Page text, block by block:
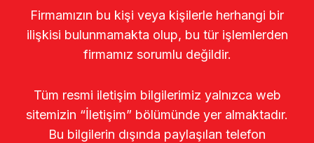
Firmamızın bu kişi veya kişilerle herhangi bir
ilişkisi bulunmamakta olup, bu tür işlemlerden
firmamız sorumlu değildir.
Tüm resmi iletişim bilgilerimiz yalnızca web
sitemizin “İletişim” bölümünde yer almaktadır.
Bu bilgilerin dışında paylaşılan telefon